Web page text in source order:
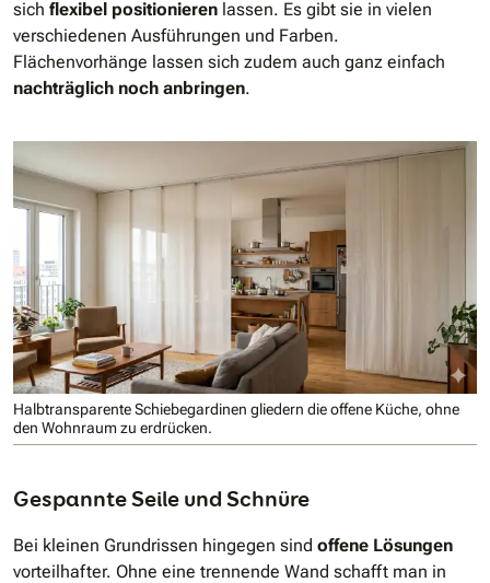
sich flexibel positionieren lassen. Es gibt sie in vielen
verschiedenen Ausführungen und Farben.
Flächenvorhänge lassen sich zudem auch ganz einfach
nachträglich noch anbringen.
Halbtransparente Schiebegardinen gliedern die offene Küche, ohne
den Wohnraum zu erdrücken.
Gespannte Seile und Schnüre
Bei kleinen Grundrissen hingegen sind offene Lösungen
vorteilhafter. Ohne eine trennende Wand schafft man in